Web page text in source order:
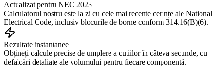
Actualizat pentru NEC 2023
Calculatorul nostru este la zi cu cele mai recente cerințe ale National
Electrical Code, inclusiv blocurile de borne conform 314.16(B)(6).
Rezultate instantanee
Obțineți calcule precise de umplere a cutiilor în câteva secunde, cu
defalcări detaliate ale volumului pentru fiecare componentă.